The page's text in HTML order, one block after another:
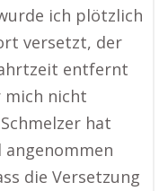
ich plötzlich
versetzt, der
entfernt
mich nicht
hat
angenommen
die Versetzung